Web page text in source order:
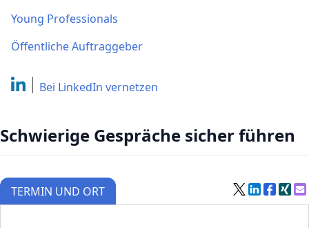
Young Professionals
Öffentliche Auftraggeber
Bei LinkedIn vernetzen
Schwierige Gespräche sicher führen
TERMIN UND ORT